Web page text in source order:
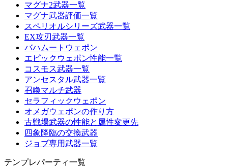
マグナ2武器一覧
マグナ武器評価一覧
スペリオルシリーズ武器一覧
EX攻刃武器一覧
バハムートウェポン
エピックウェポン性能一覧
コスモス武器一覧
アンセスタル武器一覧
召喚マルチ武器
セラフィックウェポン
オメガウェポンの作り方
古戦場武器の性能と属性変更先
四象降臨の交換武器
ジョブ専用武器一覧
テンプレパーティ一覧